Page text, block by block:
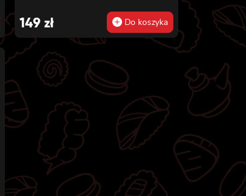
sałatą, masago, szczepiorek,
sezam, 8x hosomaki z łososiem, 8x
california z krewetką w tempurze,
majonezem lekko pikantnym,
ogórkiem, sezamem i masago, 8x
california z łososiem, ogórkiem,
serkiem philadelphia, awokado i
masago
149 zł Do koszyka